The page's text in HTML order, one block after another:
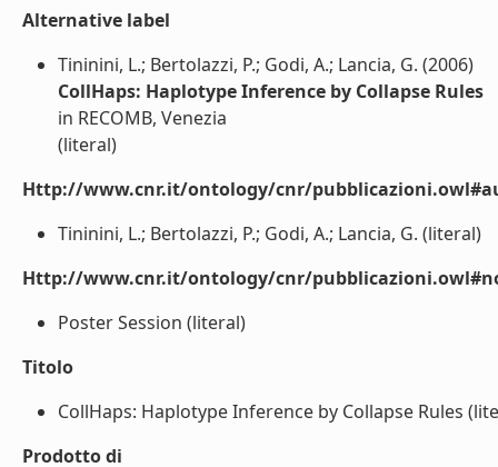
Alternative label
Tininini, L.; Bertolazzi, P.; Godi, A.; Lancia, G. (2006)
CollHaps: Haplotype Inference by Collapse Rules
in RECOMB, Venezia
(literal)
Http://www.cnr.it/ontology/cnr/
Tininini, L.; Bertolazzi, P.; Godi, A.; Lancia, G. (literal)
Http://www.cnr.it/ontology/cnr/
Poster Session (literal)
Titolo
CollHaps: Haplotype Inference by Collapse Rules
Prodotto di